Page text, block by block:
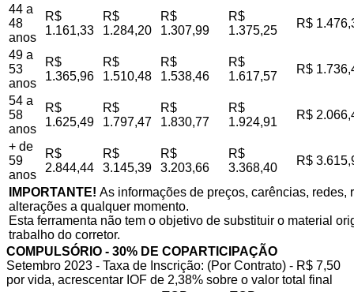
44 a
48
anos
R$
1.161,33
R$
1.284,20
R$
1.307,99
R$
1.375,25
R$
49 a
53
anos
R$
1.365,96
R$
1.510,48
R$
1.538,46
R$
1.617,57
R$
54 a
58
anos
R$
1.625,49
R$
1.797,47
R$
1.830,77
R$
1.924,91
R$
+ de
59
anos
R$
2.844,44
R$
3.145,39
R$
3.203,66
R$
3.368,40
R$
IMPORTANTE! As informações de preços, carências,
alterações a qualquer momento.
Esta ferramenta não tem o objetivo de substituir o material
trabalho do corretor.
COMPULSÓRIO - 30% DE COPARTICIPAÇÃO
Setembro 2023 - Taxa de Inscrição: (Por Contrato) - R$ 7,50
por vida, acrescentar IOF de 2,38% sobre o valor total final